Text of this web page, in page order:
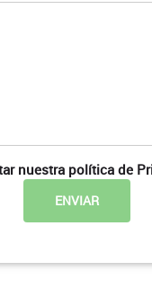
nuestra política de